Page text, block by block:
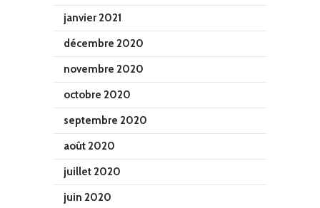
janvier 2021
décembre 2020
novembre 2020
octobre 2020
septembre 2020
août 2020
juillet 2020
juin 2020